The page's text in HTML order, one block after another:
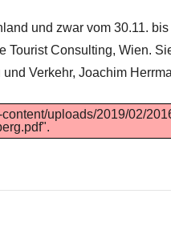
und zwar vom 30.11.
Consulting, Wien.
Verkehr, Joachim
uploads/2019/02/